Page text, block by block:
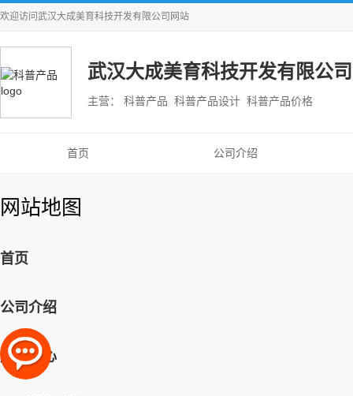
欢迎访问 武汉大成美育科技开发有限公司 网站
武汉大成美育科技开发有限公司
主营： 科普产品 科普产品设计 科普产品价格
首页 公司介绍
网站地图
首页
公司介绍
产品中心